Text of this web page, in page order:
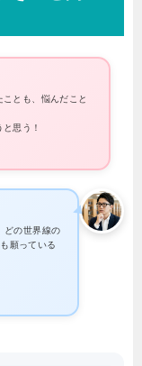
とも、悩んだこと
思う！
どの世界線の
願っている